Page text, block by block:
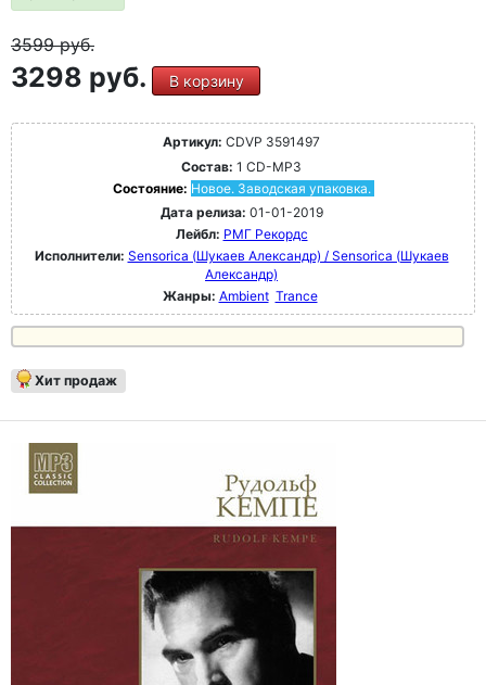
3599руб.
3298 руб. В корзину
Артикул: CDVP 3591497
Состав: 1 CD-MP3
Состояние: Новое. Заводская упаковка.
Дата релиза: 01-01-2019
Лейбл: РМГ Рекордс
Исполнители: Sensorica (Шукаев Александр) / Sensorica (Шукаев
Александр)
Жанры: Ambient Trance
Хит продаж